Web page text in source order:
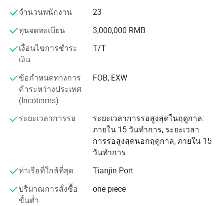
ผลิตภัณฑ์ที่ตั้งขึ้น ผลิตภัณฑ์ที่น่าสนใจได้แก่เท้าข้อต่อข้อต่อ
ข้อเท้าข้อต่อหัวเข่าข้อต่อสะโพกและอื่นๆ ผลิตภัณฑ์พื้น
โปรโตคอลประกอบด้วยรุ่นต่างๆ ( 17/13 กว้าง 20 มม .) ล็อค
การกัดโลหะที่ใช้สำหรับราวหลังคาและการสนับสนุนของ
เด็กอย่างสุภาพ บริษัทของเรามีชื่อเสียงในด้านของประเภทที่
ครบถ้วนคุณภาพที่มั่นคงและราคาที่เหมาะสมในอุตสาหกรรม
ตั้งแต่ปี 2018 ถึง 2020 บริษัทของเราได้ทุ่มเทเพื่อการวิจัยและ
พัฒนาผลิตภัณฑ์ใหม่ จนถึงขณะนี้บริษัทของเรามีสิทธิบัตร
สาธารณูปโภค 12 สิทธิบัตรและสิทธิบัตรการประดิษฐ์ 2 สิทธิ
บัตร เราจะเปิดตัวอุปกรณ์การฟื้นฟูสมรรถภาพขั้นสูงและใช้
งานได้จริงมากขึ้นในอนาคตอันใกล้นี้ เราหวังว่าผลิตภัณฑ์
ของเราจะให้ความสะดวกและสร้างความประหลาดใจแก่ผู้ใช้
และยังมีส่วนช่วยในอุตสาหกรรมการผลิตในจีนอีกด้วย
จำนวนพนักงาน
23
ทุนจดทะเบียน
3,000,000 RMB
เงื่อนไขการชำระ
เงิน
T/T
ข้อกำหนดทางการ
ค้าระหว่างประเทศ
(Incoterms)
FOB, EXW
ระยะเวลาการรอ
ระยะเวลาการรอสูงสุดในฤดูกาล:
ภายใน 15 วันทำการ, ระยะเวลา
การรอสูงสุดนอกฤดูกาล, ภายใน 15
วันทำการ
ท่าเรือที่ใกล้ที่สุด
Tianjin Port
ปริมาณการสั่งซื้อ
ขั้นต่ำ
one piece